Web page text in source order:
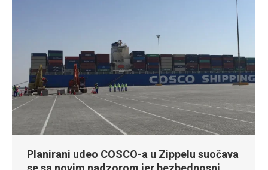
Planirani udeo COSCO-a u Zippelu suočava